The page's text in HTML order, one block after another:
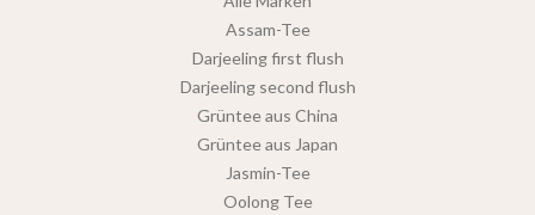
Assam-Tee
Darjeeling first flush
Darjeeling second flush
Grüntee aus China
Grüntee aus Japan
Jasmin-Tee
Oolong Tee